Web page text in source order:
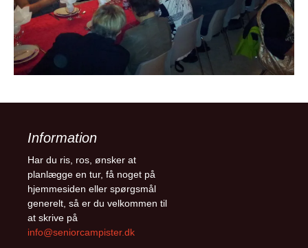
Information
Har du ris, ros, ønsker at
planlægge en tur, få noget på
hjemmesiden eller spørgsmål
generelt, så er du velkommen til
at skrive på
info@seniorcampister.dk